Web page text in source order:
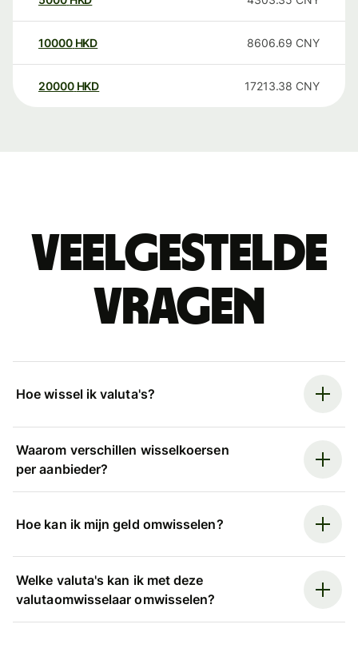
10000 HKD 8606.69 CNY
20000 HKD 17213.38 CNY
Veelgestelde
vragen
Hoe wissel ik valuta's?
Waarom verschillen wisselkoersen
per aanbieder?
Hoe kan ik mijn geld omwisselen?
Welke valuta's kan ik met deze
valutaomwisselaar omwisselen?